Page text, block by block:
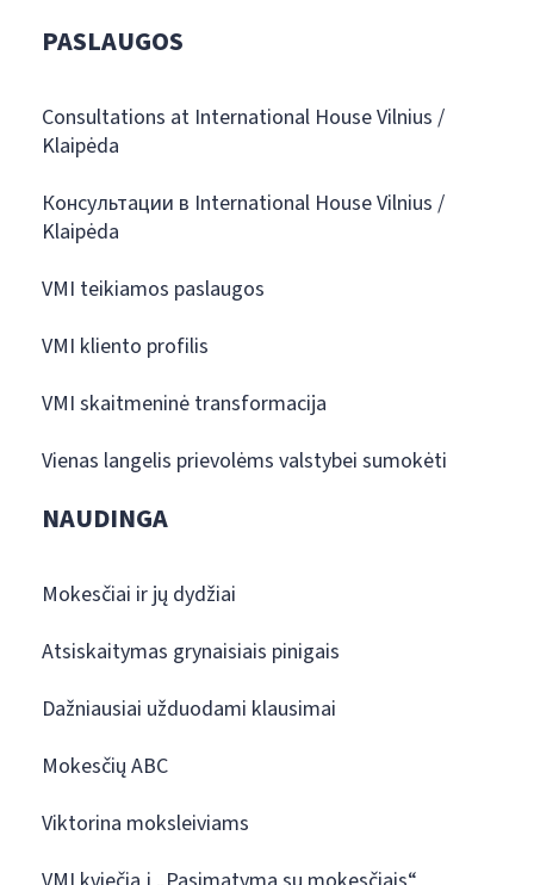
PASLAUGOS
Consultations at International House Vilnius /
Klaipėda
Консультации в International House Vilnius /
Klaipėda
VMI teikiamos paslaugos
VMI kliento profilis
VMI skaitmeninė transformacija
Vienas langelis prievolėms valstybei sumokėti
NAUDINGA
Mokesčiai ir jų dydžiai
Atsiskaitymas grynaisiais pinigais
Dažniausiai užduodami klausimai
Mokesčių ABC
Viktorina moksleiviams